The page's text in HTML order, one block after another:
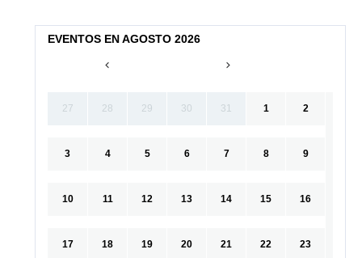
EVENTOS EN AGOSTO 2026
27 28 29 30 31 1 2
3 4 5 6 7 8 9
10 11 12 13 14 15 16
17 18 19 20 21 22 23